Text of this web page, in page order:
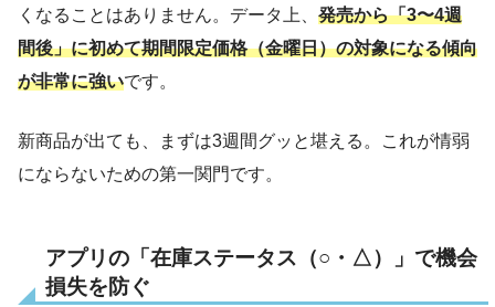
くなることはありません。データ上、 発売から「3〜4週
間後」に初めて期間限定価格（金曜日）の対象になる傾向
が非常に強いです。
新商品が出ても、まずは3週間グッと堪える。これが情弱
にならないための第一関門です。
アプリの「在庫ステータス（○・△）」で機会
損失を防ぐ